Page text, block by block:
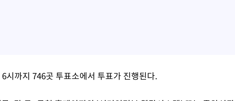
시까지 746곳 투표소에서 투표가 진행된다.